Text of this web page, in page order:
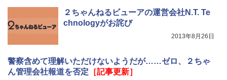
２ちゃんねるビューアの運営会社N.T. Te
chnologyがお詫び
2013年8月26日
警察含めて理解いただけないようだが……ゼロ、２ちゃ
ん管理会社報道を否定 ［記事更新］